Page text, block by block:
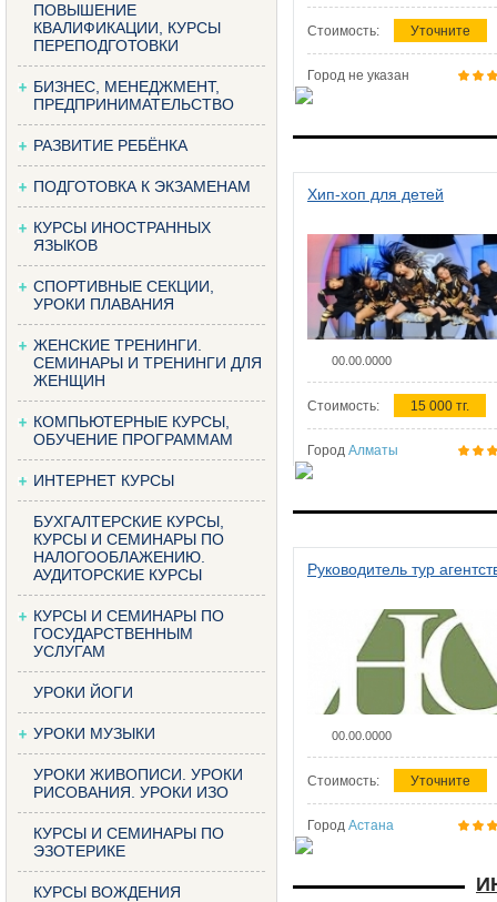
ПОВЫШЕНИЕ
КВАЛИФИКАЦИИ, КУРСЫ
ПЕРЕПОДГОТОВКИ
БИЗНЕС, МЕНЕДЖМЕНТ,
ПРЕДПРИНИМАТЕЛЬСТВО
РАЗВИТИЕ РЕБЁНКА
ПОДГОТОВКА К ЭКЗАМЕНАМ
КУРСЫ ИНОСТРАННЫХ
ЯЗЫКОВ
СПОРТИВНЫЕ СЕКЦИИ,
УРОКИ ПЛАВАНИЯ
ЖЕНСКИЕ ТРЕНИНГИ.
СЕМИНАРЫ И ТРЕНИНГИ ДЛЯ
ЖЕНЩИН
КОМПЬЮТЕРНЫЕ КУРСЫ,
ОБУЧЕНИЕ ПРОГРАММАМ
ИНТЕРНЕТ КУРСЫ
БУХГАЛТЕРСКИЕ КУРСЫ,
КУРСЫ И СЕМИНАРЫ ПО
НАЛОГООБЛАЖЕНИЮ.
АУДИТОРСКИЕ КУРСЫ
КУРСЫ И СЕМИНАРЫ ПО
ГОСУДАРСТВЕННЫМ
УСЛУГАМ
УРОКИ ЙОГИ
УРОКИ МУЗЫКИ
УРОКИ ЖИВОПИСИ. УРОКИ
РИСОВАНИЯ. УРОКИ ИЗО
КУРСЫ И СЕМИНАРЫ ПО
ЭЗОТЕРИКЕ
КУРСЫ ВОЖДЕНИЯ
Стоимость: Уточните
Город не указан
Хип-хоп для детей
00.00.0000
Стоимость: 15 000 тг.
Город Алматы
Руководитель тур
00.00.0000
Стоимость: Уточните
Город Астана